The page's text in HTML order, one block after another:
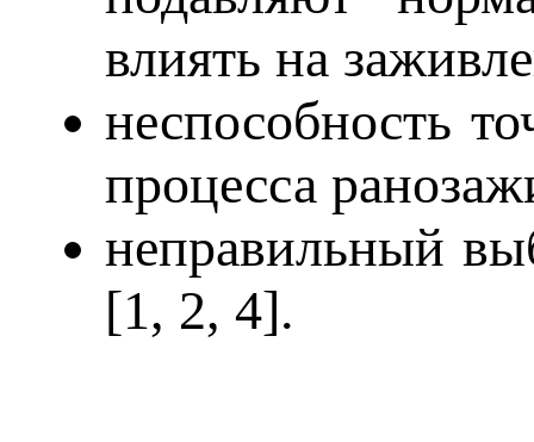
влиять на
неспособность
процесса
неправильный
[1, 2, 4].